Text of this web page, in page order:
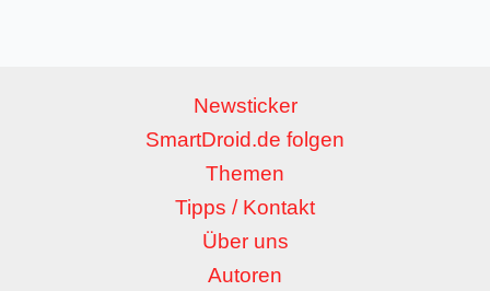
Newsticker
SmartDroid.de folgen
Themen
Tipps / Kontakt
Über uns
Autoren